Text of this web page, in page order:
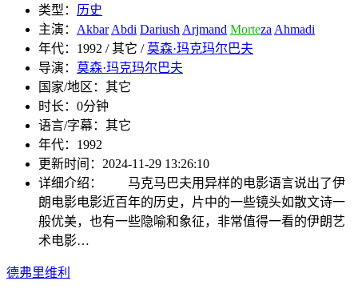
类型： 历史
主演： AkbarAbdi DariushArjmand MortezaAhmadi
年代： 1992 / 其它 / 莫森·玛克玛尔巴夫
导演： 莫森·玛克玛尔巴夫
国家/地区： 其它
时长： 0分钟
语言/字幕： 其它
年代： 1992
更新时间： 2024-11-29 13:26:10
详细介绍：
马克马巴夫用异样的电影语言说出了伊
朗电影电影近百年的历史，片中的一些镜头如散文诗一
般优美，也有一些隐喻和象征，非常值得一看的伊朗艺
术电影…
德弗里维利